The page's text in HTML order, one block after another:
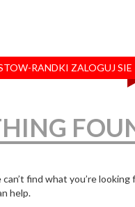
RANDKI ZALOGUJ SIE
find what you’re looking
help.